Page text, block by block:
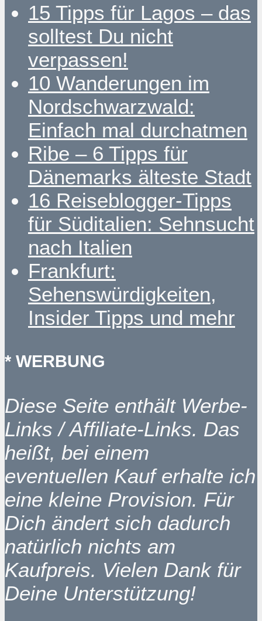
15 Tipps für Lagos – das
solltest Du nicht
verpassen!
10 Wanderungen im
Nordschwarzwald:
Einfach mal durchatmen
Ribe – 6 Tipps für
Dänemarks älteste Stadt
16 Reiseblogger-Tipps
für Süditalien: Sehnsucht
nach Italien
Frankfurt:
Sehenswürdigkeiten,
Insider Tipps und mehr
* WERBUNG
Diese Seite enthält Werbe-
Links / Affiliate-Links. Das
heißt, bei einem
eventuellen Kauf erhalte ich
eine kleine Provision. Für
Dich ändert sich dadurch
natürlich nichts am
Kaufpreis. Vielen Dank für
Deine Unterstützung!